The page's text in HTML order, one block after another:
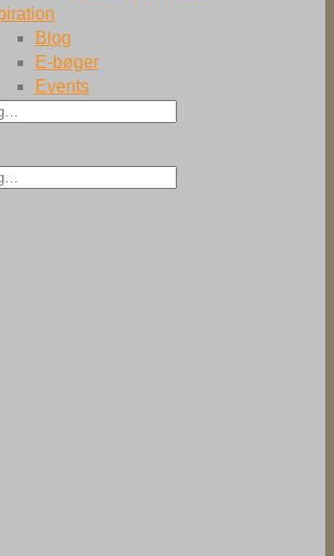
Blog
E-bøger
Events